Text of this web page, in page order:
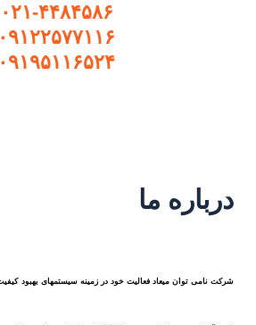
۰۲۱-۴۴۸۴۵۸۶
۰۹۱۲۲۵۷۷۱۱۶
۰۹۱۹۵۱۱۶۵۲۴
درباره ما